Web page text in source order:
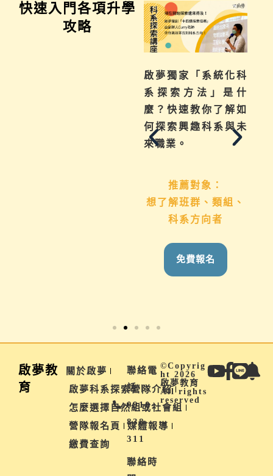
快速入門各項升學
攻略
啟夢獨家「系統化科
系探索方法」是什
麼？快速教你了解如
何探索興趣科系與未
來職業。
推薦對象：
想了解班群、類組、
科系方向者
免費報名
啟夢教
育
關於啟夢
啟夢科系探索營隊介紹
怎麼選擇自然組或社會組
營隊報名頁
媒體報導
繳費查詢
聯絡電
話 |
0910-
838-
311
聯絡時
©Copyrig
ht 2026
啟夢教育
All rights
reserved